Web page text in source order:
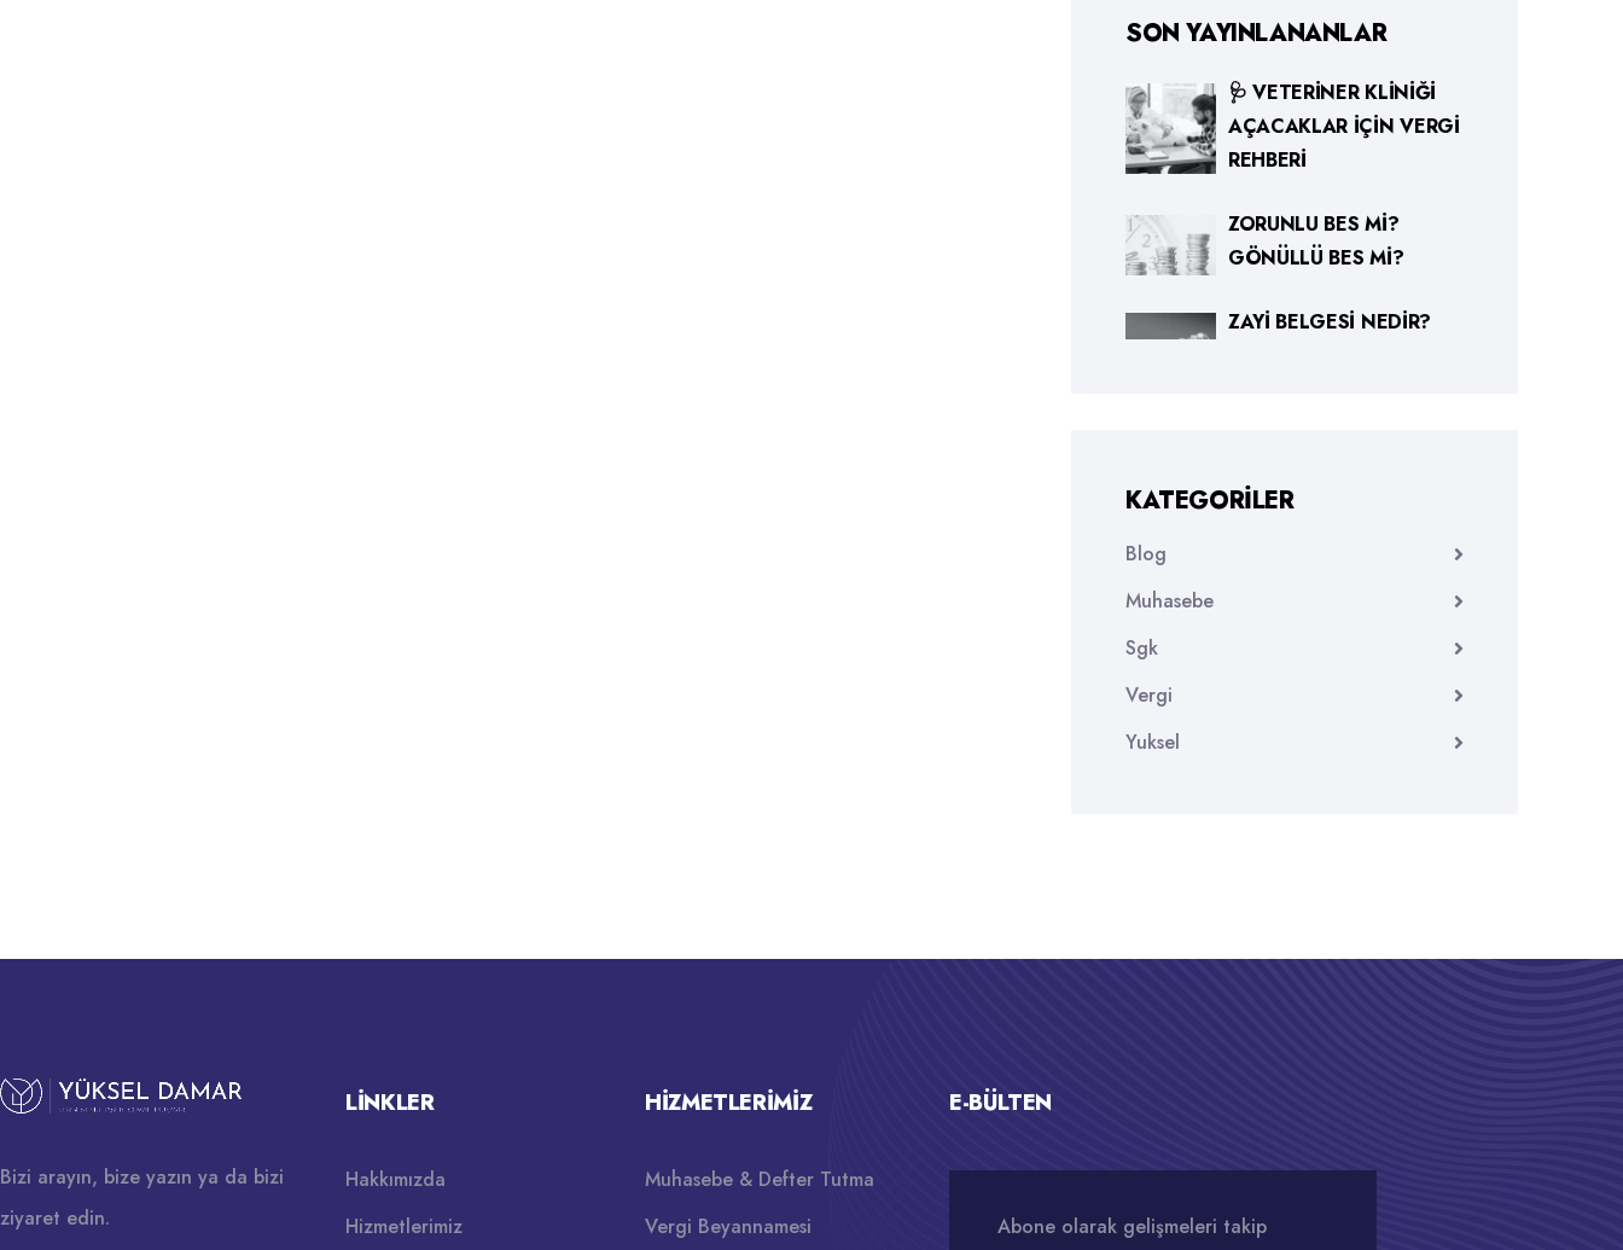
SON YAYINLANANLAR
🩺 VETERINER KLINIĞI
AÇACAKLAR İÇIN VERGI
REHBERI
ZORUNLU BES MI?
GÖNÜLLÜ BES MI?
ZAYI BELGESI NEDIR?
KATEGORILER
Blog
Muhasebe
Sgk
Vergi
Yuksel
Bizi arayın, bize yazın ya da bizi
ziyaret edin.
LINKLER
Hakkımızda
Hizmetlerimiz
HIZMETLERIMIZ
Muhasebe & Defter Tutma
Vergi Beyannamesi
E-BÜLTEN
Abone olarak gelişmeleri takip